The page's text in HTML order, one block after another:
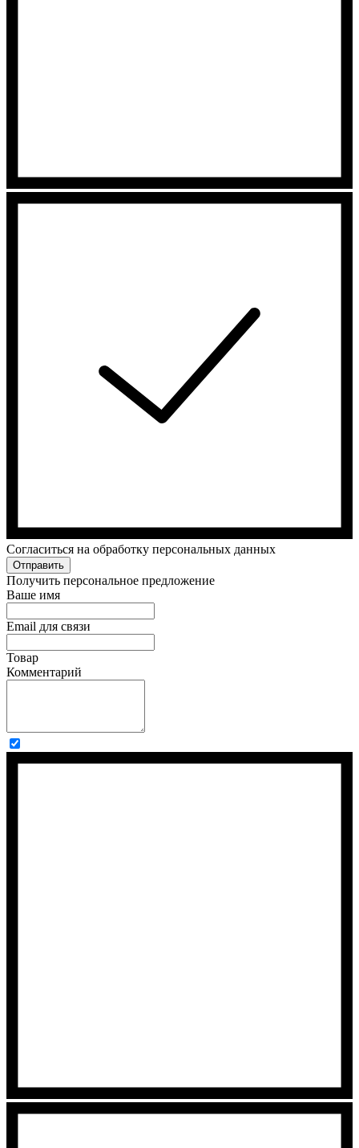
Cогласиться на обработку персональных данных
Отправить
Получить персональное предложение
Ваше имя
Email для связи
Товар
Комментарий